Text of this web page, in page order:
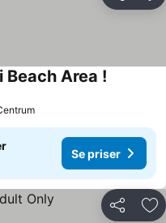
Beach Area !
Se priser
Dela